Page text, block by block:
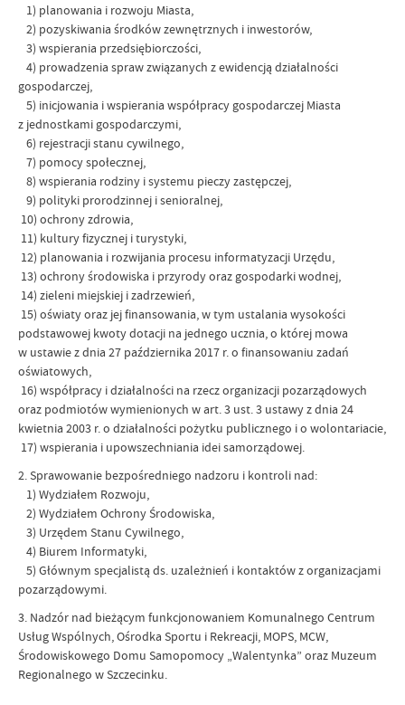
1) planowania i rozwoju Miasta,
2) pozyskiwania środków zewnętrznych i inwestorów,
3) wspierania przedsiębiorczości,
4) prowadzenia spraw związanych z ewidencją działalności
gospodarczej,
5) inicjowania i wspierania współpracy gospodarczej Miasta
z jednostkami gospodarczymi,
6) rejestracji stanu cywilnego,
7) pomocy społecznej,
8) wspierania rodziny i systemu pieczy zastępczej,
9) polityki prorodzinnej i senioralnej,
10) ochrony zdrowia,
11) kultury fizycznej i turystyki,
12) planowania i rozwijania procesu informatyzacji Urzędu,
13) ochrony środowiska i przyrody oraz gospodarki wodnej,
14) zieleni miejskiej i zadrzewień,
15) oświaty oraz jej finansowania, w tym ustalania wysokości
podstawowej kwoty dotacji na jednego ucznia, o której mowa
w ustawie z dnia 27 października 2017 r. o finansowaniu zadań
oświatowych,
16) współpracy i działalności na rzecz organizacji pozarządowych
oraz podmiotów wymienionych w art. 3 ust. 3 ustawy z dnia 24
kwietnia 2003 r. o działalności pożytku publicznego i o wolontariacie,
17) wspierania i upowszechniania idei samorządowej.
2. Sprawowanie bezpośredniego nadzoru i kontroli nad:
1) Wydziałem Rozwoju,
2) Wydziałem Ochrony Środowiska,
3) Urzędem Stanu Cywilnego,
4) Biurem Informatyki,
5) Głównym specjalistą ds. uzależnień i kontaktów z organizacjami
pozarządowymi.
3. Nadzór nad bieżącym funkcjonowaniem Komunalnego Centrum
Usług Wspólnych, Ośrodka Sportu i Rekreacji, MOPS, MCW,
Środowiskowego Domu Samopomocy „Walentynka” oraz Muzeum
Regionalnego w Szczecinku.